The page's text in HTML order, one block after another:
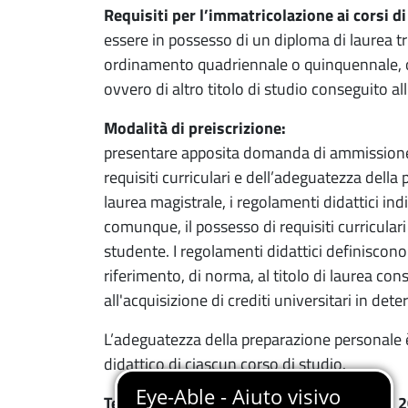
Requisiti per l’immatricolazione ai corsi
essere in possesso di un diploma di laurea
ordinamento quadriennale o
ovvero di altro titolo di studio conseguito
Modalità di preiscrizione:
presentare apposita domanda di
requisiti curriculari e dell’adeguatezza
laurea magistrale, i regolamenti didattici
comunque, il possesso di requisiti
studente. I regolamenti didattici
riferimento, di norma, al titolo di laurea
all'acquisizione di crediti universitari in
L’adeguatezza della preparazione
didattico di ciascun corso di studio.
Termini per la preiscrizione: dal 1° luglio